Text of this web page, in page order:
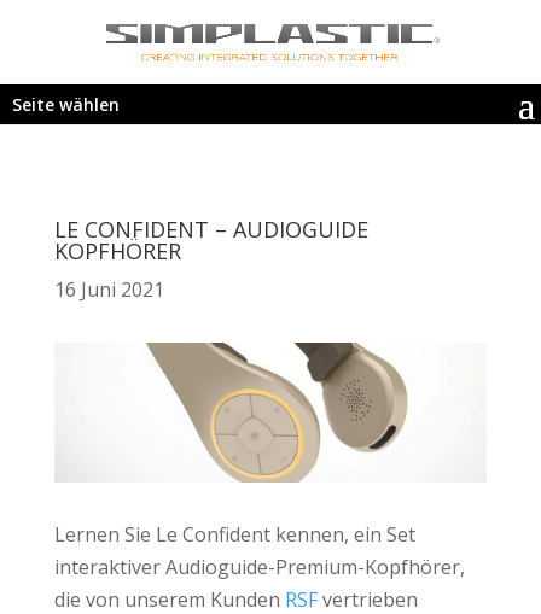
Seite wählen
LE CONFIDENT – AUDIOGUIDE
KOPFHÖRER
16 Juni 2021
Lernen Sie Le Confident kennen, ein Set
interaktiver Audioguide-Premium-Kopfhörer,
die von unserem Kunden RSFvertrieben